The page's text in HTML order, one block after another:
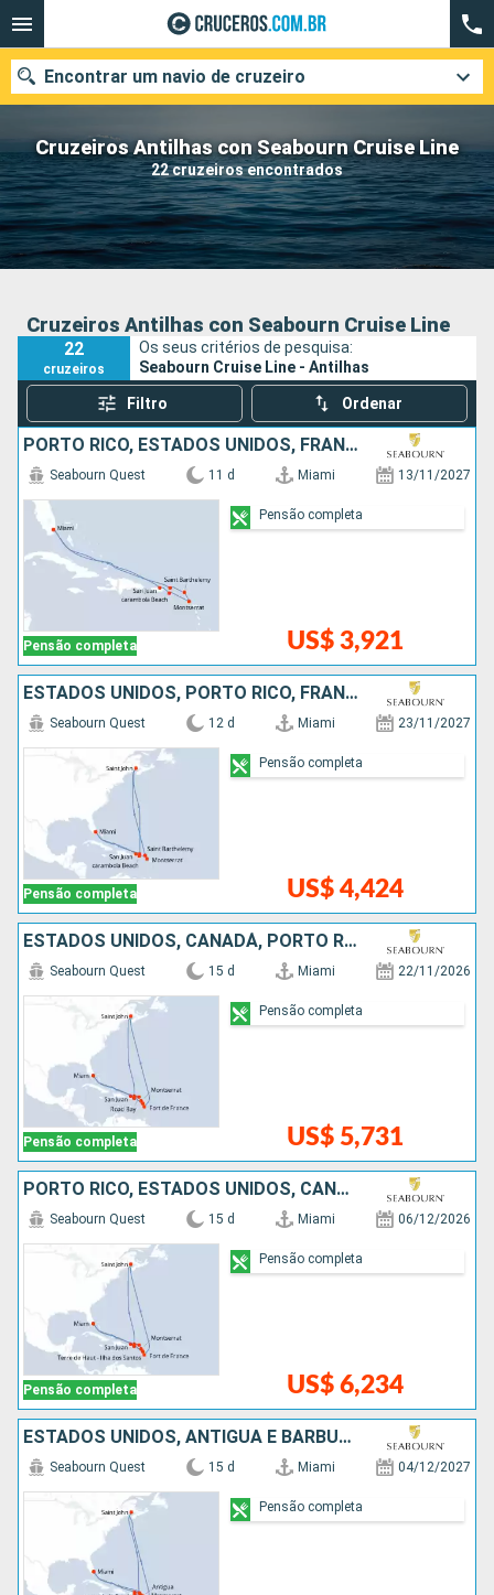
Cruzeiros Antilhas con Seabourn Cruise Line
22 cruzeiros encontrados
Encontrar um navio de cruzeiro
Quando ir?
Data de partida
Pesquisar
Cruzeiros Antilhas con Seabourn Cruise Line
22
cruzeiros
Os seus critérios de pesquisa:
Seabourn Cruise Line - Antilhas
Filtro Ordenar
PORTO RICO, ESTADOS UNIDOS, FRANCIA
Pensão completa
Seabourn Quest 11 d Miami 13/11/2027
US$ 3,921
Pensão completa
ESTADOS UNIDOS, PORTO RICO, FRANCIA, CANADÁ
Pensão completa
Seabourn Quest 12 d Miami 23/11/2027
US$ 4,424
Pensão completa
ESTADOS UNIDOS, CANADÁ, PORTO RICO
Pensão completa
Seabourn Quest 15 d Miami 22/11/2026
US$ 5,731
Pensão completa
PORTO RICO, ESTADOS UNIDOS, CANADÁ
Pensão completa
Seabourn Quest 15 d Miami 06/12/2026
US$ 6,234
Pensão completa
ESTADOS UNIDOS, ANTIGUA E BARBUDA, FRANCIA, CANADÁ
Seabourn Quest 15 d Miami 04/12/2027
Pensão completa